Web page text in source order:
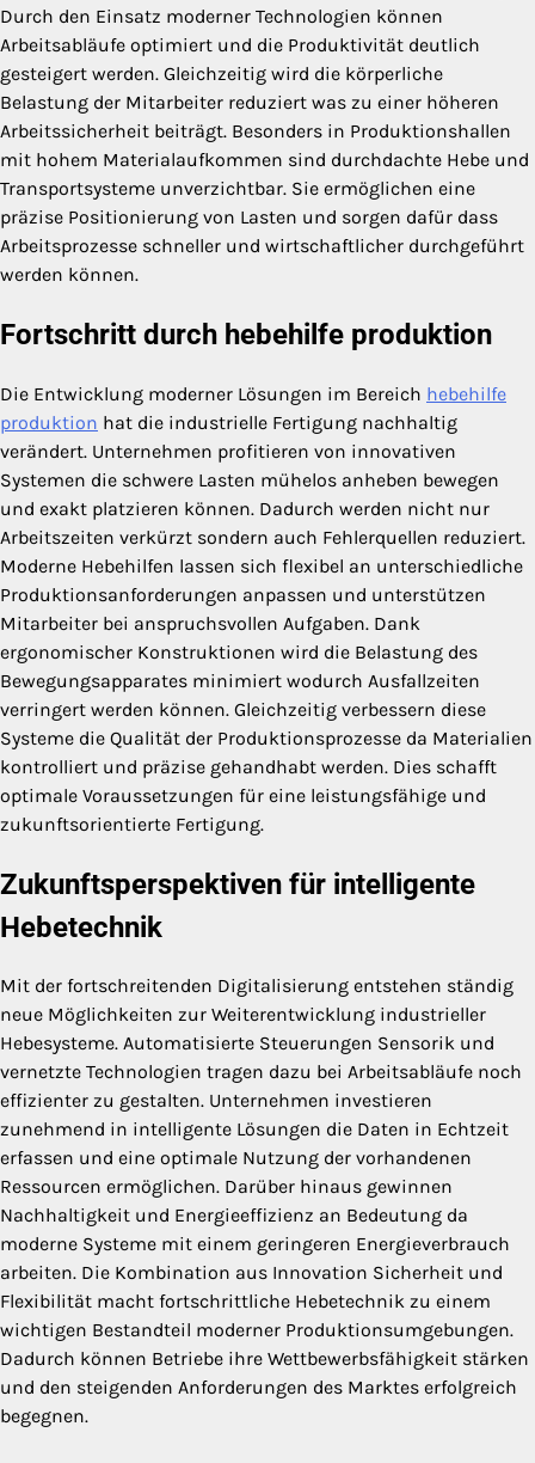
Durch den Einsatz moderner Technologien können
Arbeitsabläufe optimiert und die Produktivität deutlich
gesteigert werden. Gleichzeitig wird die körperliche
Belastung der Mitarbeiter reduziert was zu einer höheren
Arbeitssicherheit beiträgt. Besonders in Produktionshallen
mit hohem Materialaufkommen sind durchdachte Hebe und
Transportsysteme unverzichtbar. Sie ermöglichen eine
präzise Positionierung von Lasten und sorgen dafür dass
Arbeitsprozesse schneller und wirtschaftlicher durchgeführt
werden können.
Fortschritt durch hebehilfe produktion
Die Entwicklung moderner Lösungen im Bereich hebehilfe
produktion hat die industrielle Fertigung nachhaltig
verändert. Unternehmen profitieren von innovativen
Systemen die schwere Lasten mühelos anheben bewegen
und exakt platzieren können. Dadurch werden nicht nur
Arbeitszeiten verkürzt sondern auch Fehlerquellen reduziert.
Moderne Hebehilfen lassen sich flexibel an unterschiedliche
Produktionsanforderungen anpassen und unterstützen
Mitarbeiter bei anspruchsvollen Aufgaben. Dank
ergonomischer Konstruktionen wird die Belastung des
Bewegungsapparates minimiert wodurch Ausfallzeiten
verringert werden können. Gleichzeitig verbessern diese
Systeme die Qualität der Produktionsprozesse da Materialien
kontrolliert und präzise gehandhabt werden. Dies schafft
optimale Voraussetzungen für eine leistungsfähige und
zukunftsorientierte Fertigung.
Zukunftsperspektiven für intelligente
Hebetechnik
Mit der fortschreitenden Digitalisierung entstehen ständig
neue Möglichkeiten zur Weiterentwicklung industrieller
Hebesysteme. Automatisierte Steuerungen Sensorik und
vernetzte Technologien tragen dazu bei Arbeitsabläufe noch
effizienter zu gestalten. Unternehmen investieren
zunehmend in intelligente Lösungen die Daten in Echtzeit
erfassen und eine optimale Nutzung der vorhandenen
Ressourcen ermöglichen. Darüber hinaus gewinnen
Nachhaltigkeit und Energieeffizienz an Bedeutung da
moderne Systeme mit einem geringeren Energieverbrauch
arbeiten. Die Kombination aus Innovation Sicherheit und
Flexibilität macht fortschrittliche Hebetechnik zu einem
wichtigen Bestandteil moderner Produktionsumgebungen.
Dadurch können Betriebe ihre Wettbewerbsfähigkeit stärken
und den steigenden Anforderungen des Marktes erfolgreich
begegnen.